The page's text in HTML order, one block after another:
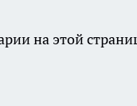
на этой